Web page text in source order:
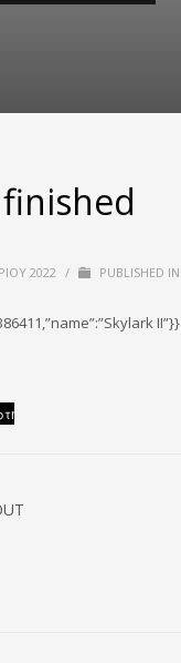
2022 / PUBLISHED IN
II”}}